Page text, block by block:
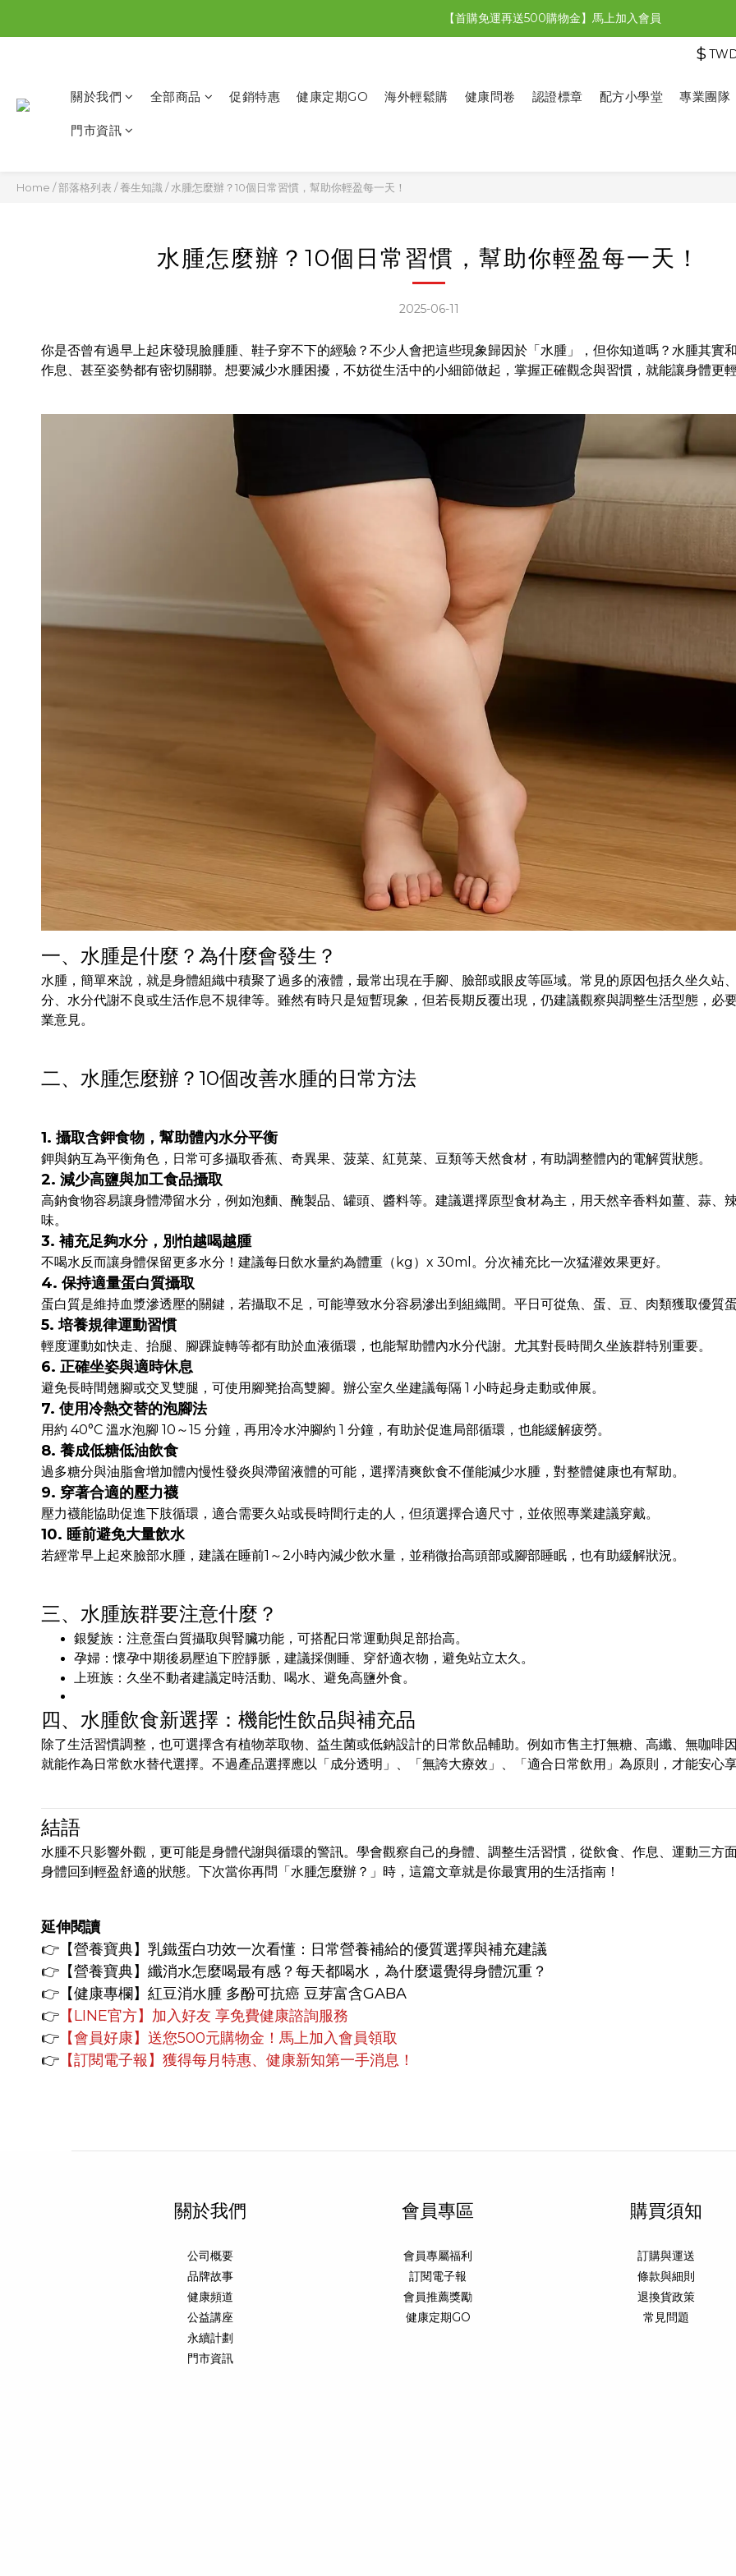
【限時特惠】全館滿1,000送500購物金！
【首購免運再送500購物金】馬上加入會員
$
關於我們 全部商品 促銷特惠 健康定期GO 海外輕鬆購 健康問卷 認證標章 配方小學堂 專業團隊
門市資訊
Home /部落格列表 /養生知識 /水腫怎麼辦？10個日常習慣，幫助你輕盈每一天！
水腫怎麼辦？10個日常習慣，幫助你輕盈每一天！
2025-06-11
你是否曾有過早上起床發現臉腫腫、鞋子穿不下的經驗？不少人會把這些現象歸因於「水腫」，但你知道嗎？水腫其實和
作息、甚至姿勢都有密切關聯。想要減少水腫困擾，不妨從生活中的小細節做起，掌握正確觀念與習慣，就能讓身體更
一、水腫是什麼？為什麼會發生？
水腫，簡單來說，就是身體組織中積聚了過多的液體，最常出現在手腳、臉部或眼皮等區域。常見的原因包括久坐久站
分、水分代謝不良或生活作息不規律等。雖然有時只是短暫現象，但若長期反覆出現，仍建議觀察與調整生活型態，必
業意見。
二、水腫怎麼辦？10個改善水腫的日常方法
1. 攝取含鉀食物，幫助體內水分平衡
鉀與鈉互為平衡角色，日常可多攝取香蕉、奇異果、菠菜、紅莧菜、豆類等天然食材，有助調整體內的電解質狀態。
2. 減少高鹽與加工食品攝取
高鈉食物容易讓身體滯留水分，例如泡麵、醃製品、罐頭、醬料等。建議選擇原型食材為主，用天然辛香料如薑、蒜、
味。
3. 補充足夠水分，別怕越喝越腫
不喝水反而讓身體保留更多水分！建議每日飲水量約為體重（kg）x 30ml。分次補充比一次猛灌效果更好。
4. 保持適量蛋白質攝取
蛋白質是維持血漿滲透壓的關鍵，若攝取不足，可能導致水分容易滲出到組織間。平日可從魚、蛋、豆、肉類獲取優質蛋
5. 培養規律運動習慣
輕度運動如快走、抬腿、腳踝旋轉等都有助於血液循環，也能幫助體內水分代謝。尤其對長時間久坐族群特別重要。
6. 正確坐姿與適時休息
避免長時間翹腳或交叉雙腿，可使用腳凳抬高雙腳。辦公室久坐建議每隔 1 小時起身走動或伸展。
7. 使用冷熱交替的泡腳法
用約 40°C 溫水泡腳 10～15 分鐘，再用冷水沖腳約 1 分鐘，有助於促進局部循環，也能緩解疲勞。
8. 養成低糖低油飲食
過多糖分與油脂會增加體內慢性發炎與滯留液體的可能，選擇清爽飲食不僅能減少水腫，對整體健康也有幫助。
9. 穿著合適的壓力襪
壓力襪能協助促進下肢循環，適合需要久站或長時間行走的人，但須選擇合適尺寸，並依照專業建議穿戴。
10. 睡前避免大量飲水
若經常早上起來臉部水腫，建議在睡前1～2小時內減少飲水量，並稍微抬高頭部或腳部睡眠，也有助緩解狀況。
三、水腫族群要注意什麼？
銀髮族：注意蛋白質攝取與腎臟功能，可搭配日常運動與足部抬高。
孕婦：懷孕中期後易壓迫下腔靜脈，建議採側睡、穿舒適衣物，避免站立太久。
上班族：久坐不動者建議定時活動、喝水、避免高鹽外食。
四、水腫飲食新選擇：機能性飲品與補充品
除了生活習慣調整，也可選擇含有植物萃取物、益生菌或低鈉設計的日常飲品輔助。例如市售主打無糖、高纖、無咖啡
就能作為日常飲水替代選擇。不過產品選擇應以「成分透明」、「無誇大療效」、「適合日常飲用」為原則，才能安心享
結語
水腫不只影響外觀，更可能是身體代謝與循環的警訊。學會觀察自己的身體、調整生活習慣，從飲食、作息、運動三方
身體回到輕盈舒適的狀態。下次當你再問「水腫怎麼辦？」時，這篇文章就是你最實用的生活指南！
延伸閱讀
👉【營養寶典】 乳鐵蛋白功效一次看懂：日常營養補給的優質選擇與補充建議
👉【營養寶典】 纖消水怎麼喝最有感？每天都喝水，為什麼還覺得身體沉重？
👉【健康專欄】 紅豆消水腫 多酚可抗癌 豆芽富含GABA
👉 【LINE官方】 加入好友 享免費健康諮詢服務
👉 【會員好康】 送您500元購物金！馬上加入會員領取
👉 【訂閱電子報】獲得每月特惠、健康新知第一手消息！
關於我們
公司概要
品牌故事
健康頻道
公益講座
永續計劃
門市資訊
會員專區
會員專屬福利
訂閱電子報
會員推薦獎勵
健康定期GO
購買須知
訂購與運送
條款與細則
退換貨政策
常見問題